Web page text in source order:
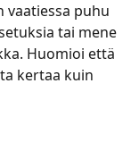
vaatiessa puhu
tai mene
Huomioi että
kertaa kuin